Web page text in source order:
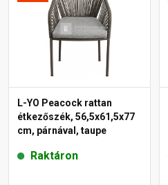
L-YO Peacock rattan
étkezőszék, 56,5x61,5x77
cm, párnával, taupe
Raktáron